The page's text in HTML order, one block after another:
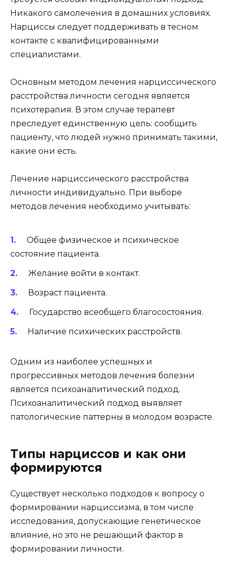
Никакого самолечения в домашних условиях.
Нарциссы следует поддерживать в тесном
контакте с квалифицированными
специалистами.
Основным методом лечения нарциссического
расстройства личности сегодня является
психотерапия. В этом случае терапевт
преследует единственную цель: сообщить
пациенту, что людей нужно принимать такими,
какие они есть.
Лечение нарциссического расстройства
личности индивидуально. При выборе
методов лечения необходимо учитывать:
Общее физическое и психическое
состояние пациента.
Желание войти в контакт.
Возраст пациента.
Государство всеобщего благосостояния.
Наличие психических расстройств.
Одним из наиболее успешных и
прогрессивных методов лечения болезни
является психоаналитический подход.
Психоаналитический подход выявляет
патологические паттерны в молодом возрасте.
Типы нарциссов и как они
формируются
Существует несколько подходов к вопросу о
формировании нарциссизма, в том числе
исследования, допускающие генетическое
влияние, но это не решающий фактор в
формировании личности.